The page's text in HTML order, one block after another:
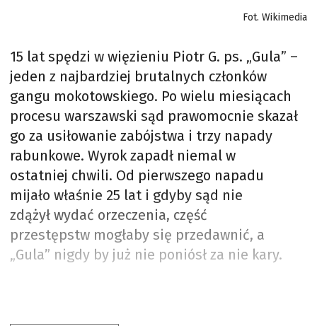
Fot. Wikimedia
15 lat spędzi w więzieniu Piotr G. ps. „Gula” –
jeden z najbardziej brutalnych członków
gangu mokotowskiego. Po wielu miesiącach
procesu warszawski sąd prawomocnie skazał
go za usiłowanie zabójstwa i trzy napady
rabunkowe. Wyrok zapadł niemal w
ostatniej chwili. Od pierwszego napadu
mijało właśnie 25 lat i gdyby sąd nie
zdążył wydać orzeczenia, część
przestępstw mogłaby się przedawnić, a
„Gula” nigdy by już nie poniósł za nie kary.